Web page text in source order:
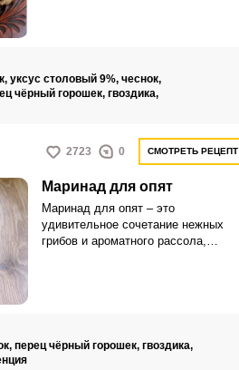
аппетитными.
уксус столовый 9%, чеснок,
чёрный горошек, гвоздика,
2723 0 СМОТРЕТЬ РЕЦЕПТ
Маринад для опят
Маринад для опят – это
удивительное сочетание нежных
грибов и ароматного рассола,
перец чёрный горошек, гвоздика,